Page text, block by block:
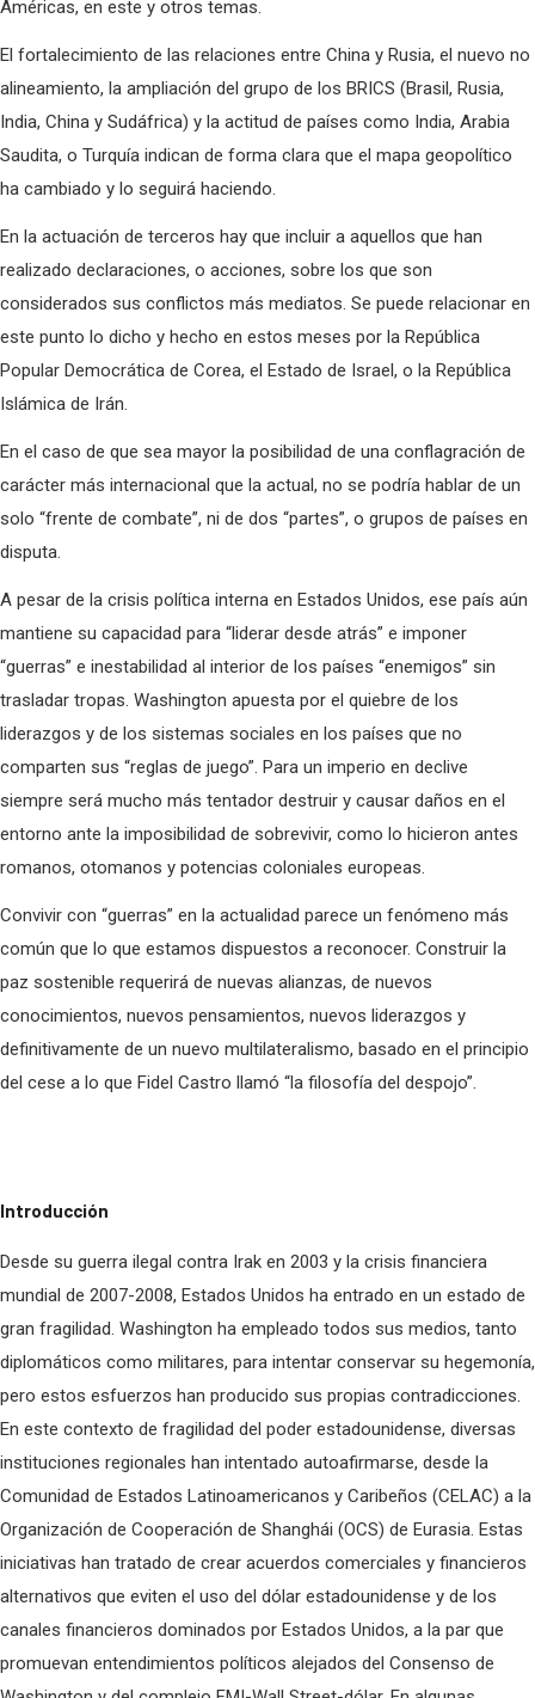
Américas, en este y otros temas.
El fortalecimiento de las relaciones entre China y Rusia, el nuevo no
alineamiento, la ampliación del grupo de los BRICS (Brasil, Rusia,
India, China y Sudáfrica) y la actitud de países como India, Arabia
Saudita, o Turquía indican de forma clara que el mapa geopolítico
ha cambiado y lo seguirá haciendo.
En la actuación de terceros hay que incluir a aquellos que han
realizado declaraciones, o acciones, sobre los que son
considerados sus conflictos más mediatos. Se puede relacionar en
este punto lo dicho y hecho en estos meses por la República
Popular Democrática de Corea, el Estado de Israel, o la República
Islámica de Irán.
En el caso de que sea mayor la posibilidad de una conflagración de
carácter más internacional que la actual, no se podría hablar de un
solo “frente de combate”, ni de dos “partes”, o grupos de países en
disputa.
A pesar de la crisis política interna en Estados Unidos, ese país aún
mantiene su capacidad para “liderar desde atrás” e imponer
“guerras” e inestabilidad al interior de los países “enemigos” sin
trasladar tropas. Washington apuesta por el quiebre de los
liderazgos y de los sistemas sociales en los países que no
comparten sus “reglas de juego”. Para un imperio en declive
siempre será mucho más tentador destruir y causar daños en el
entorno ante la imposibilidad de sobrevivir, como lo hicieron antes
romanos, otomanos y potencias coloniales europeas.
Convivir con “guerras” en la actualidad parece un fenómeno más
común que lo que estamos dispuestos a reconocer. Construir la
paz sostenible requerirá de nuevas alianzas, de nuevos
conocimientos, nuevos pensamientos, nuevos liderazgos y
definitivamente de un nuevo multilateralismo, basado en el principio
del cese a lo que Fidel Castro llamó “la filosofía del despojo”.
Introducción
Desde su guerra ilegal contra Irak en 2003 y la crisis financiera
mundial de 2007-2008, Estados Unidos ha entrado en un estado de
gran fragilidad. Washington ha empleado todos sus medios, tanto
diplomáticos como militares, para intentar conservar su hegemonía,
pero estos esfuerzos han producido sus propias contradicciones.
En este contexto de fragilidad del poder estadounidense, diversas
instituciones regionales han intentado autoafirmarse, desde la
Comunidad de Estados Latinoamericanos y Caribeños (CELAC) a la
Organización de Cooperación de Shanghái (OCS) de Eurasia. Estas
iniciativas han tratado de crear acuerdos comerciales y financieros
alternativos que eviten el uso del dólar estadounidense y de los
canales financieros dominados por Estados Unidos, a la par que
promuevan entendimientos políticos alejados del Consenso de